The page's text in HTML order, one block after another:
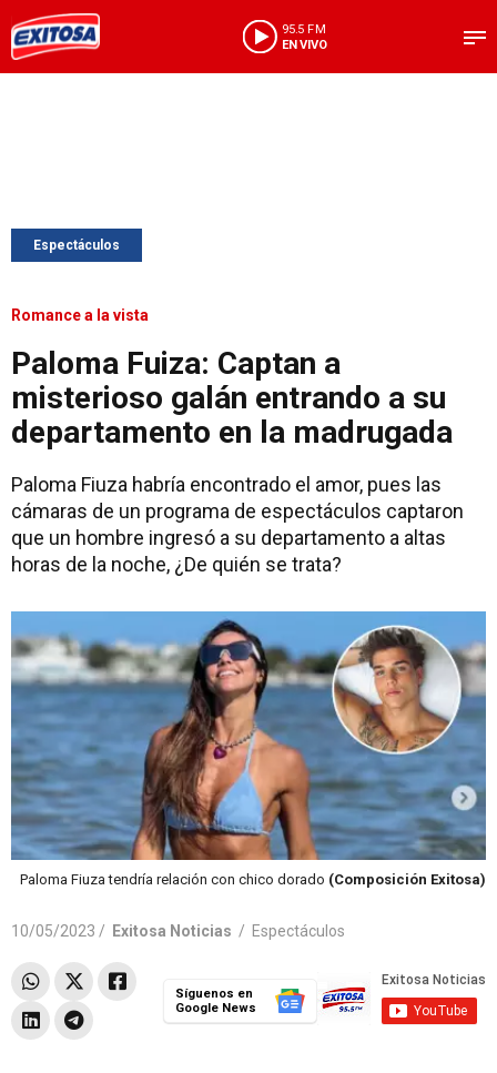
95.5 FM
EN VIVO
Espectáculos
Romance a la vista
Paloma Fuiza: Captan a
misterioso galán entrando a su
departamento en la madrugada
Paloma Fiuza habría encontrado el amor, pues las
cámaras de un programa de espectáculos captaron
que un hombre ingresó a su departamento a altas
horas de la noche, ¿De quién se trata?
Paloma Fiuza tendría relación con chico dorado (Composición Exitosa)
10/05/2023 / Exitosa Noticias / Espectáculos
Síguenos en
Google News